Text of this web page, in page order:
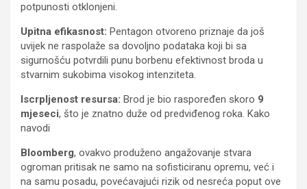
potpunosti otklonjeni.
Upitna efikasnost: Pentagon otvoreno priznaje da još
uvijek ne raspolaže sa dovoljno podataka koji bi sa
sigurnošću potvrdili punu borbenu efektivnost broda u
stvarnim sukobima visokog intenziteta.
Iscrpljenost resursa: Brod je bio raspoređen skoro 9
mjeseci, što je znatno duže od predviđenog roka. Kako
navodi
Bloomberg, ovakvo produženo angažovanje stvara
ogroman pritisak ne samo na sofisticiranu opremu, već i
na samu posadu, povećavajući rizik od nesreća poput ove